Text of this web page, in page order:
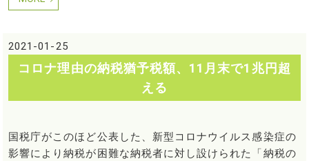
2021-01-25
コロナ理由の納税猶予税額、11月末で1兆円超
える
国税庁がこのほど公表した、新型コロナウイルス感染症の
影響により納税が困難な納税者に対し設けられた「納税の